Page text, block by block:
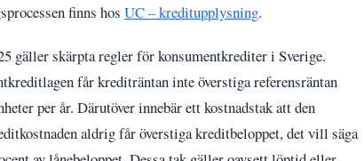
finns hos UC – kreditupplysning.
gäller skärpta regler för konsumentkrediter i Sverige.
får krediträntan inte överstiga referensräntan
per år. Därutöver innebär ett kostnadstak att den
aldrig får överstiga kreditbeloppet, det vill säga